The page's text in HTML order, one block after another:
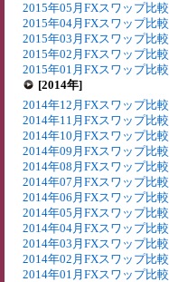
2015年05月FXスワップ比較
2015年04月FXスワップ比較
2015年03月FXスワップ比較
2015年02月FXスワップ比較
2015年01月FXスワップ比較
[2014年]
2014年12月FXスワップ比較
2014年11月FXスワップ比較
2014年10月FXスワップ比較
2014年09月FXスワップ比較
2014年08月FXスワップ比較
2014年07月FXスワップ比較
2014年06月FXスワップ比較
2014年05月FXスワップ比較
2014年04月FXスワップ比較
2014年03月FXスワップ比較
2014年02月FXスワップ比較
2014年01月FXスワップ比較